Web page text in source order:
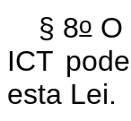
§ 8oO
ICT